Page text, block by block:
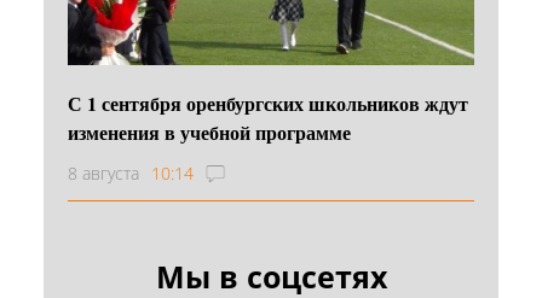
С 1 сентября оренбургских школьников ждут
изменения в учебной программе
8 августа 10:14
Мы в соцсетях